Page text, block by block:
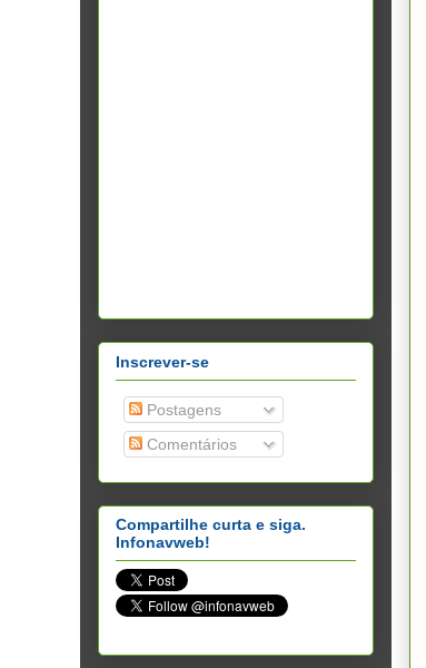
Inscrever-se
Postagens
Comentários
Compartilhe curta e siga.
Infonavweb!